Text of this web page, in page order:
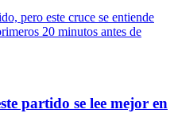
pero este cruce se entiende
20 minutos antes de
partido se lee mejor en